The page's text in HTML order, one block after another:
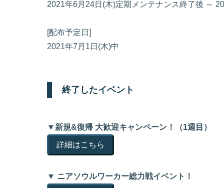
2021年6月24日(木)定期メンテナンス終了後 ～
[配布予定日]
2021年7月1日(木)中
終了したイベント
▼新規&復帰 大歓迎キャンペーン！（1週目）
詳細はこちら
▼ ニアソウルワーカー総力戦イベント！